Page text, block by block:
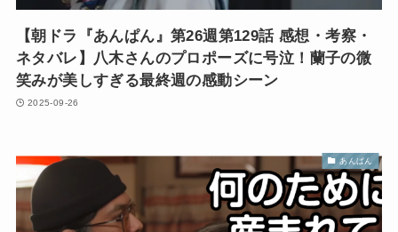
【朝ドラ『あんぱん』第26週第129話 感想・考察・
ネタバレ】八木さんのプロポーズに号泣！蘭子の微
笑みが美しすぎる最終週の感動シーン
2025-09-26
あんぱん